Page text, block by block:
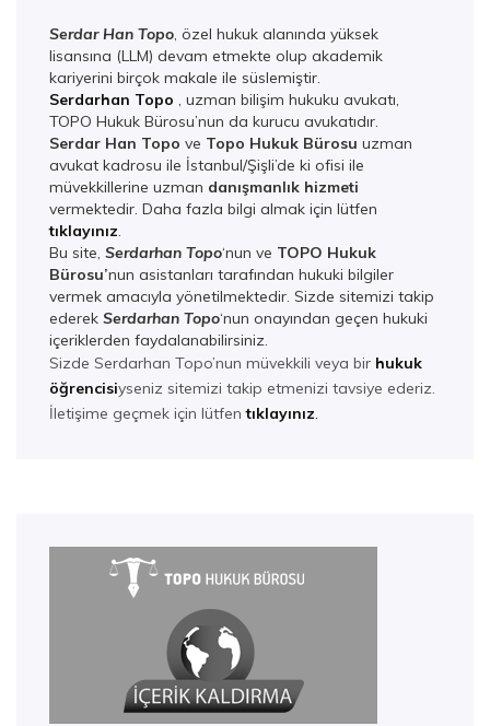
Serdar Han Topo, özel hukuk alanında yüksek
lisansına (LLM) devam etmekte olup akademik
kariyerini birçok makale ile süslemiştir.
Serdarhan Topo , uzman bilişim hukuku avukatı,
TOPO Hukuk Bürosu’nun da kurucu avukatıdır.
Serdar Han Topo ve Topo Hukuk Bürosu uzman
avukat kadrosu ile İstanbul/Şişli’de ki ofisi ile
müvekkillerine uzman danışmanlık hizmeti
vermektedir. Daha fazla bilgi almak için lütfen
tıklayınız.
Bu site, Serdarhan Topo‘nun ve TOPO Hukuk
Bürosu’nun asistanları tarafından hukuki bilgiler
vermek amacıyla yönetilmektedir. Sizde sitemizi takip
ederek Serdarhan Topo‘nun onayından geçen hukuki
içeriklerden faydalanabilirsiniz.
Sizde Serdarhan Topo’nun müvekkili veya bir hukuk
öğrencisiyseniz sitemizi takip etmenizi tavsiye ederiz.
İletişime geçmek için lütfentıklayınız.